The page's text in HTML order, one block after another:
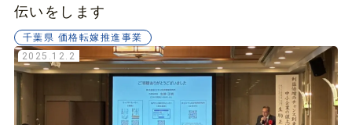
伝いをします
千葉県 価格転嫁推進事業
2025.12.2